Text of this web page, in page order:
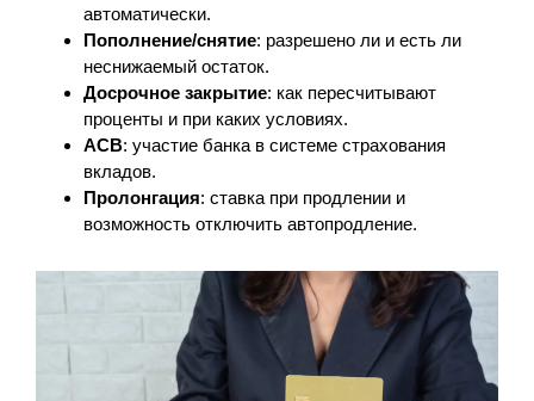
автоматически.
Пополнение/снятие: разрешено ли и есть ли
неснижаемый остаток.
Досрочное закрытие: как пересчитывают
проценты и при каких условиях.
АСВ: участие банка в системе страхования
вкладов.
Пролонгация: ставка при продлении и
возможность отключить автопродление.